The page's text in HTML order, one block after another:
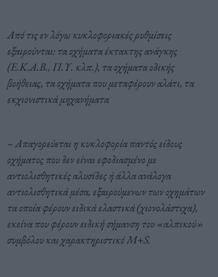
Από τις εν λόγω κυκλοφοριακές ρυθμίσεις
εξαιρούνται: τα οχήματα έκτακτης ανάγκης
(Ε.Κ.Α.Β., Π.Υ. κλπ.), τα οχήματα οδικής
βοήθειας, τα οχήματα που μεταφέρουν αλάτι, τα
εκχιονιστικά μηχανήματα
– Απαγορεύεται η κυκλοφορία παντός είδους
οχήματος που δεν είναι εφοδιασμένο με
αντιολισθητικές αλυσίδες ή άλλα ανάλογα
αντιολισθητικά μέσα, εξαιρούμενων των οχημάτων
τα οποία φέρουν ειδικά ελαστικά (χιονολάστιχα),
εκείνα που φέρουν ειδική σήμανση του «αλπικού»
συμβόλου και χαρακτηριστικό Μ+S.